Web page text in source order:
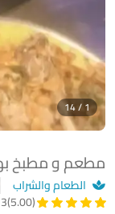
مطعم و مطبخ
الطعام والشراب
(5.00)
3 المراجعات
1 / 14